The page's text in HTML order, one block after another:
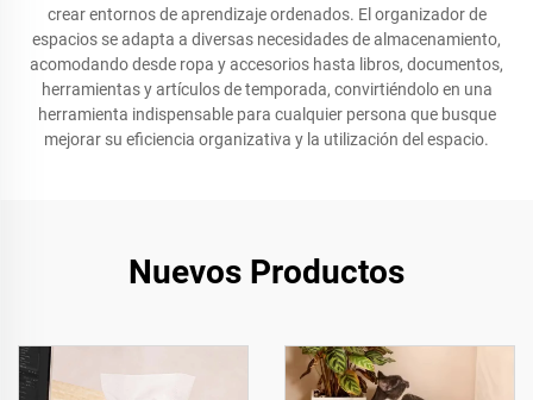
crear entornos de aprendizaje ordenados. El organizador de
espacios se adapta a diversas necesidades de almacenamiento,
acomodando desde ropa y accesorios hasta libros, documentos,
herramientas y artículos de temporada, convirtiéndolo en una
herramienta indispensable para cualquier persona que busque
mejorar su eficiencia organizativa y la utilización del espacio.
Nuevos Productos